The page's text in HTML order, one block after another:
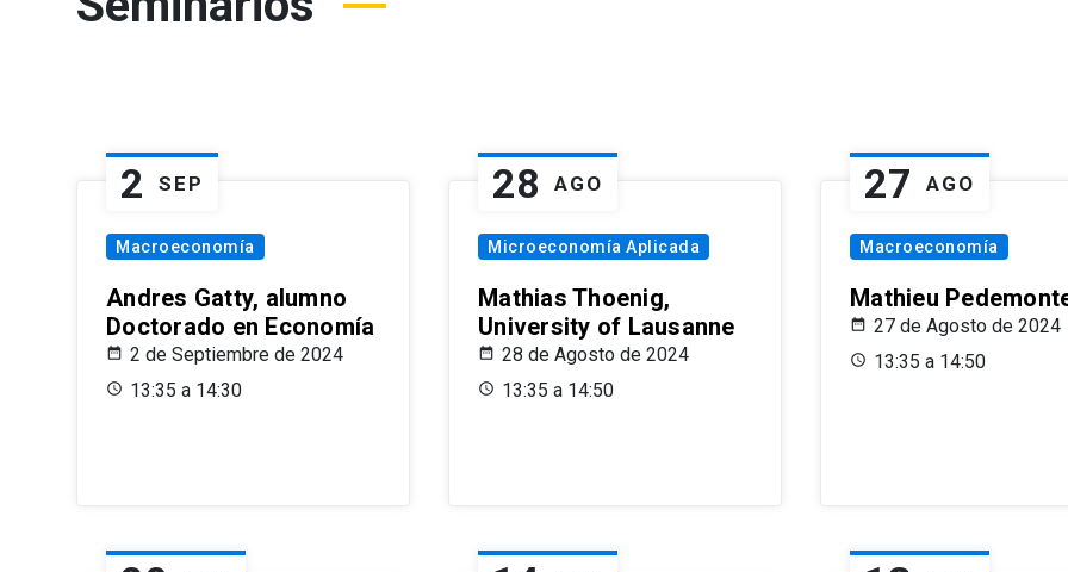
2 SEP
Macroeconomía
Andres Gatty, alumno
Doctorado en Economía
2 de Septiembre de 2024
13:35 a 14:30
28 AGO
Microeconomía Aplicada
Mathias Thoenig,
University of Lausanne
28 de Agosto de 2024
13:35 a 14:50
27 AGO
Macroeconomía
Mathieu
27 de Agosto de 2024
13:35 a 14:50